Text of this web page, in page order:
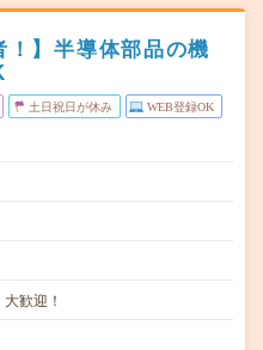
！】半導体部品の機
土日祝日が休み WEB登録OK
歓迎！